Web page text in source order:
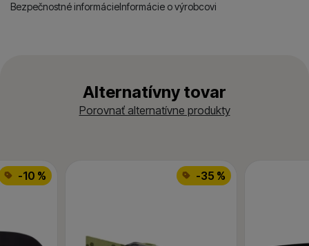
Bezpečnostné informácieInformácie o výrobcovi
Alternatívny tovar
Porovnať alternatívne produkty
-35 %
-10 %